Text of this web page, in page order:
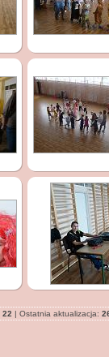
22 | Ostatnia aktualizacja: